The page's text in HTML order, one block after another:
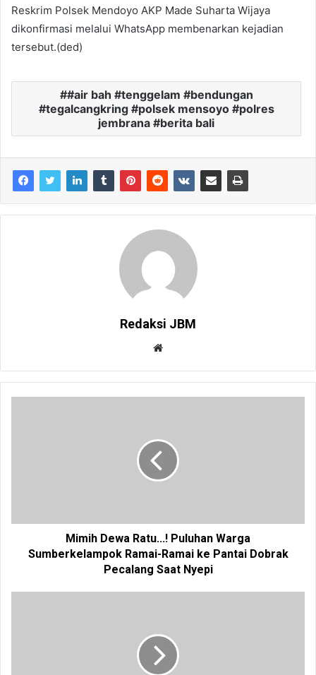
Reskrim Polsek Mendoyo AKP Made Suharta Wijaya
dikonfirmasi melalui WhatsApp membenarkan kejadian
tersebut.(ded)
#air bah #tenggelam #bendungan
#tegalcangkring #polsek mensoyo #polres
jembrana #berita bali
Redaksi JBM
b
s
Mimih Dewa Ratu...! Puluhan Warga
Sumberkelampok Ramai-Ramai ke Pantai Dobrak
Pecalang Saat Nyepi